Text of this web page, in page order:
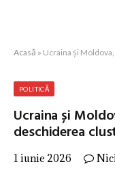
Acasă » Ucraina și Moldova,
POLITICĂ
Ucraina și
deschiderea
1 iunie 2026